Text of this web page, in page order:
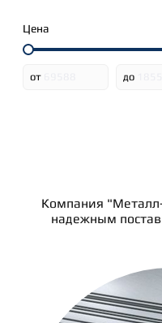
Цена
от до
Компания
надежным